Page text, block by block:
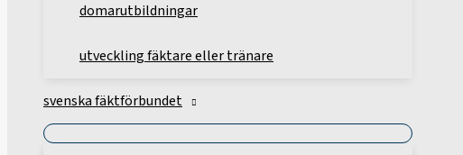
domarutbildningar
utveckling fäktare eller tränare
svenska fäktförbundet